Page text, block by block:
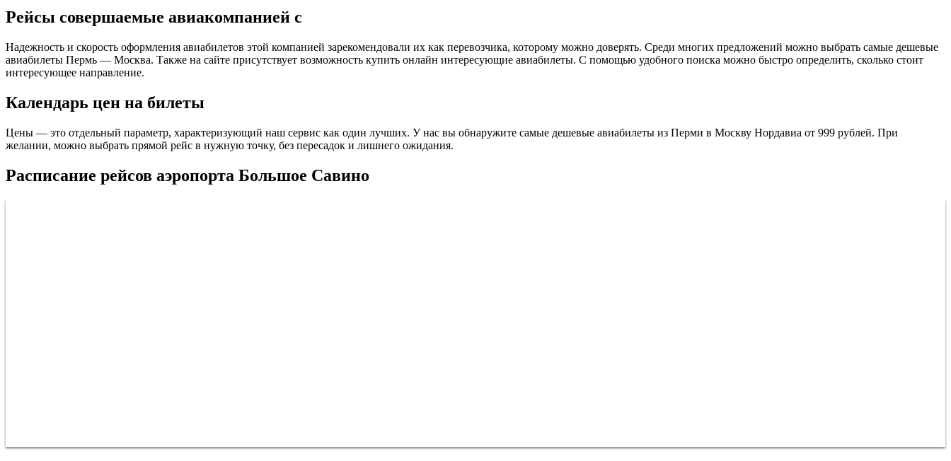
Рейсы совершаемые авиакомпанией с
Надежность и скорость оформления авиабилетов этой компанией зарекомендовали их как перевозчика, которому можно доверять. Среди многих предложений можно выбрать самые дешевые
авиабилеты Пермь — Москва. Также на сайте присутствует возможность купить онлайн интересующие авиабилеты. С помощью удобного поиска можно быстро определить, сколько стоит
интересующее направление.
Календарь цен на билеты
Цены — это отдельный параметр, характеризующий наш сервис как один лучших. У нас вы обнаружите самые дешевые авиабилеты из Перми в Москву Нордавиа от 999 рублей. При
желании, можно выбрать прямой рейс в нужную точку, без пересадок и лишнего ожидания.
Расписание рейсов аэропорта Большое Савино